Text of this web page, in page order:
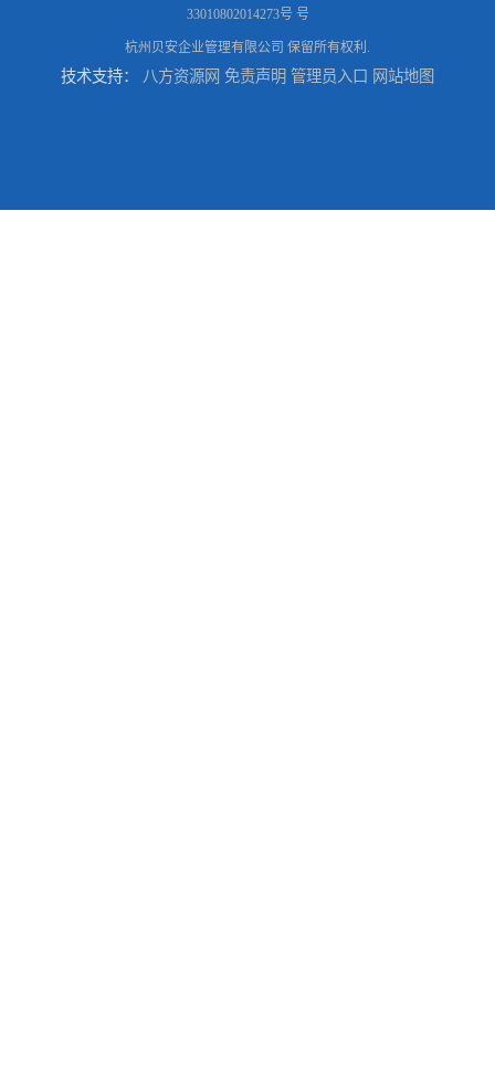
33010802014273号 号
杭州贝安企业管理有限公司 保留所有权利.
技术支持： 八方资源网 免责声明 管理员入口 网站地图